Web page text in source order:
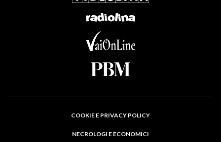
COOKIE E PRIVACY POLICY
NECROLOGI E ECONOMICI